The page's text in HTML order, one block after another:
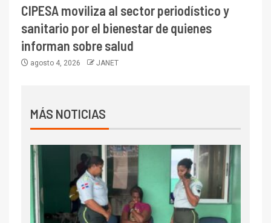
CIPESA moviliza al sector periodístico y
sanitario por el bienestar de quienes
informan sobre salud
agosto 4, 2026 JANET
MÁS NOTICIAS